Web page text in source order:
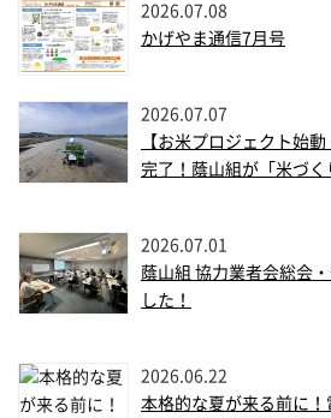
2026.07.08
かげやま通信7月号
2026.07.07
【お米プロジェクト始
完了！蔭山組が「米づ
2026.07.01
蔭山組 協力業者会総会
した！
2026.06.22
本格的な夏が来る前に